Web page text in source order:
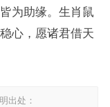
为助缘。生肖鼠
心，愿诸君借天
出处：